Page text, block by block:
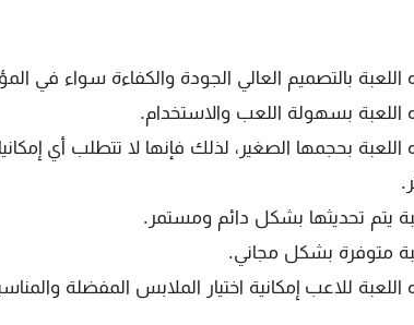
بالتصميم العالي الجودة والكفاءة سواء في
بسهولة اللعب والاستخدام.
بحجمها الصغير، لذلك فإنها لا تتطلب أي
يتم تحديثها بشكل دائم ومستمر.
متوفرة بشكل مجاني.
للاعب إمكانية اختيار الملابس المفضلة